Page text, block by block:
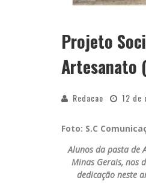
Projeto
Artesanato
Redacao 12 de
Foto: S.C
Alunos da pasta de
Minas Gerais, nos
dedicação neste